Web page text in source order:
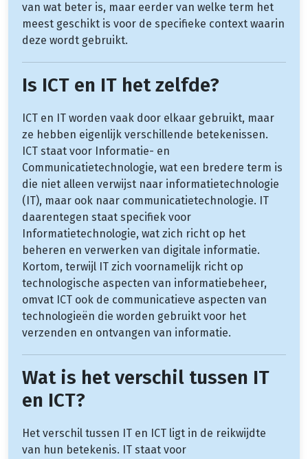
van wat beter is, maar eerder van welke term het
meest geschikt is voor de specifieke context waarin
deze wordt gebruikt.
Is ICT en IT het zelfde?
ICT en IT worden vaak door elkaar gebruikt, maar
ze hebben eigenlijk verschillende betekenissen.
ICT staat voor Informatie- en
Communicatietechnologie, wat een bredere term is
die niet alleen verwijst naar informatietechnologie
(IT), maar ook naar communicatietechnologie. IT
daarentegen staat specifiek voor
Informatietechnologie, wat zich richt op het
beheren en verwerken van digitale informatie.
Kortom, terwijl IT zich voornamelijk richt op
technologische aspecten van informatiebeheer,
omvat ICT ook de communicatieve aspecten van
technologieën die worden gebruikt voor het
verzenden en ontvangen van informatie.
Wat is het verschil tussen IT
en ICT?
Het verschil tussen IT en ICT ligt in de reikwijdte
van hun betekenis. IT staat voor